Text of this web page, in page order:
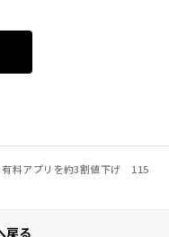
有料アプリを約3割値下げ 115
戻る